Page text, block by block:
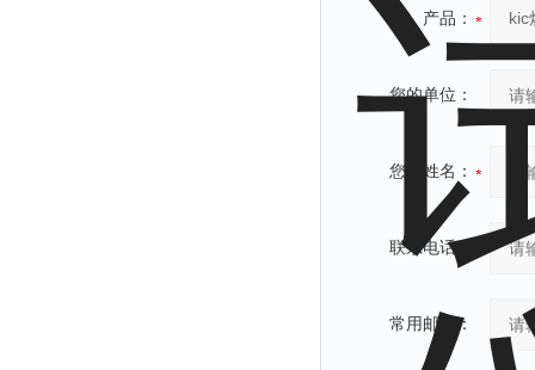
产品：
您的单位：
您的姓名：
联系电话：
常用邮箱：